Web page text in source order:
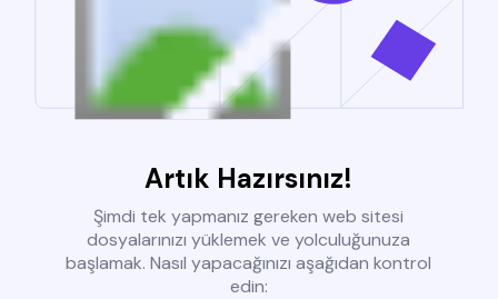
Artık Hazırsınız!
Şimdi tek yapmanız gereken web sitesi
dosyalarınızı yüklemek ve yolculuğunuza
başlamak. Nasıl yapacağınızı aşağıdan kontrol
edin: